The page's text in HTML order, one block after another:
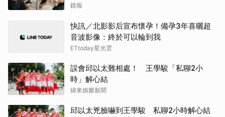
話亡父：他一定在笑
鏡報
快訊／北影影后宣布懷孕！備孕3年喜曬超
音波影像：終於可以輪到我
ETtoday星光雲
誤會邱以太難相處！ 王學駿「私聊2小
時」解心結
緯來娛樂新聞
邱以太兇臉嚇到王學駿 私聊2小時解心結